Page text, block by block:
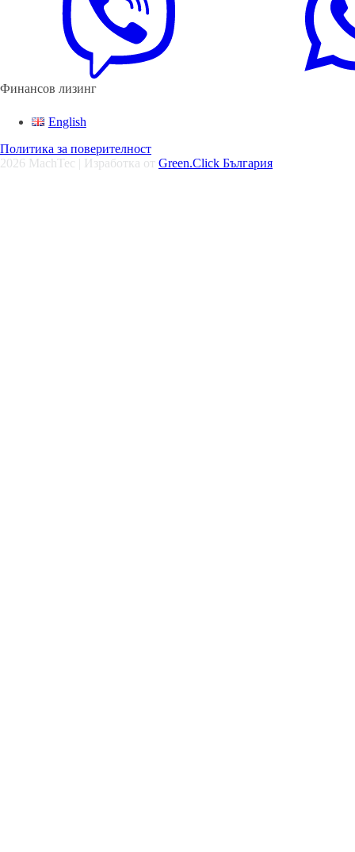
Финансов лизинг
English
Политика за поверителност
2026 MachTec | Изработка от Green.Click България